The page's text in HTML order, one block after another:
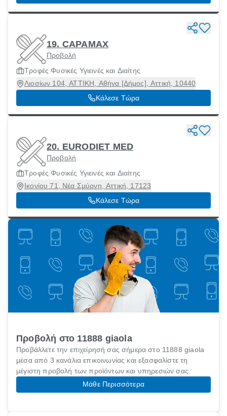
19. CAPAMAX
Προβολή
Τροφές Φυσικές Υγιεινές και Διαίτης
Λιοσίων 104, ΑΤΤΙΚΗ, Αθήνα [Δήμος], Αττική, 10440
Κάλεσε Τώρα
20. EURODIET MED
Προβολή
Τροφές Φυσικές Υγιεινές και Διαίτης
Ικονίου 71, Νέα Σμύρνη, Αττική, 17123
Κάλεσε Τώρα
Προβολή στο 11888 giaola
Προβάλλετε την επιχείρησή σας σήμερα στο 11888 giaola
μέσα από 3 κανάλια επικοινωνίας και εξασφαλίστε τη
μέγιστη προβολή των προϊόντων και υπηρεσιών σας.
Μάθε Περισσότερα